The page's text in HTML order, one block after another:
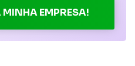
MINHA EMPRESA!